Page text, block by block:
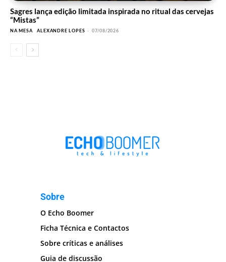
Sagres lança edição limitada inspirada no ritual das cervejas
“Mistas”
NA MESA ALEXANDRE LOPES - 07/08/2026
Sobre
O Echo Boomer
Ficha Técnica e Contactos
Sobre críticas e análises
Guia de discussão